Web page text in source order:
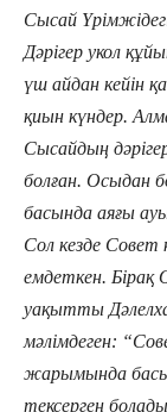
Сысай
Дәрігер укол
үш айдан кейін
қиын күндер.
Сысайдың
болған. Осыдан
басында аяғы
Сол кезде Совет
емдеткен. Бірақ
уақытты
мәлімдеген:
жарымында
тексерген